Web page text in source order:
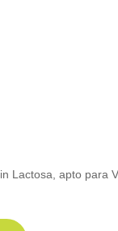
Lactosa, apto para